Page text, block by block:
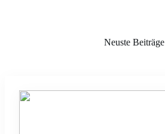
Neuste Beiträge